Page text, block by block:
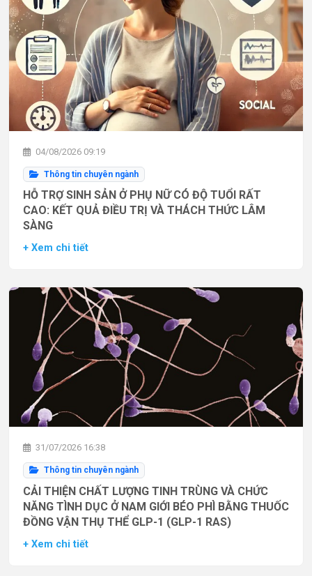
04/08/2026 09:19
Thông tin chuyên ngành
HỖ TRỢ SINH SẢN Ở PHỤ NỮ CÓ ĐỘ TUỔI RẤT
CAO: KẾT QUẢ ĐIỀU TRỊ VÀ THÁCH THỨC LÂM
SÀNG
+ Xem chi tiết
31/07/2026 16:38
Thông tin chuyên ngành
CẢI THIỆN CHẤT LƯỢNG TINH TRÙNG VÀ CHỨC
NĂNG TÌNH DỤC Ở NAM GIỚI BÉO PHÌ BẰNG THUỐC
ĐỒNG VẬN THỤ THỂ GLP-1 (GLP-1 RAS)
+ Xem chi tiết